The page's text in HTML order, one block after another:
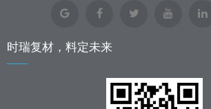
时瑞复材，料定未来